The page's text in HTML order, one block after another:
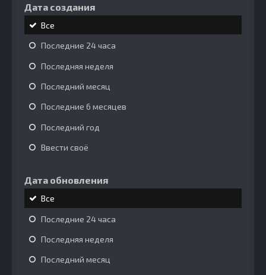
Дата создания
Все
Последние 24 часа
Последняя неделя
Последний месяц
Последние 6 месяцев
Последний год
Ввести своё
Дата обновления
Все
Последние 24 часа
Последняя неделя
Последний месяц